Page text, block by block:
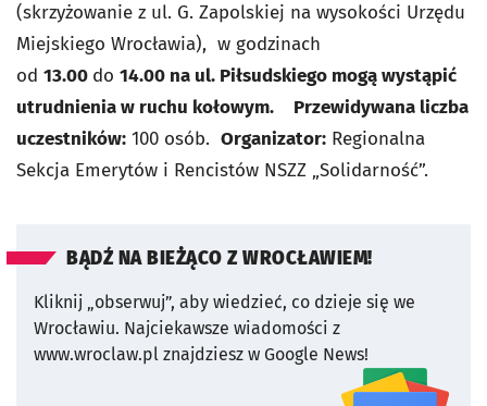
(skrzyżowanie z ul. G. Zapolskiej na wysokości Urzędu
Miejskiego Wrocławia), w godzinach
od 13.00 do 14.00 na ul. Piłsudskiego mogą wystąpić
utrudnienia w ruchu kołowym.
Przewidywana liczba
uczestników: 100 osób. Organizator: Regionalna
Sekcja Emerytów i Rencistów NSZZ „Solidarność”.
BĄDŹ NA BIEŻĄCO Z WROCŁAWIEM!
Kliknij „obserwuj”, aby wiedzieć, co dzieje się we
Wrocławiu. Najciekawsze wiadomości z
www.wroclaw.pl znajdziesz w Google News!